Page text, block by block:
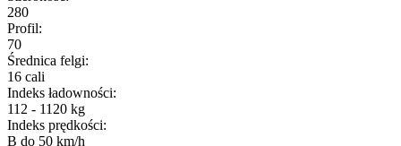
280
Profil:
70
Średnica felgi:
16 cali
Indeks ładowności:
112 - 1120 kg
Indeks prędkości:
B do 50 km/h